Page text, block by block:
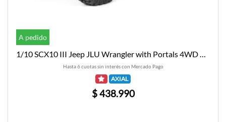
A pedido
Hasta 6 cuotas sin interés con Mercado Pago
AXIAL
$ 438.990